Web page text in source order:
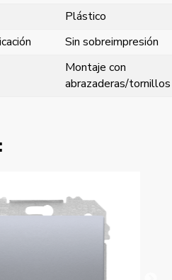
Plástico
Sin sobreimpresión
Montaje con
abrazaderas/tornillos